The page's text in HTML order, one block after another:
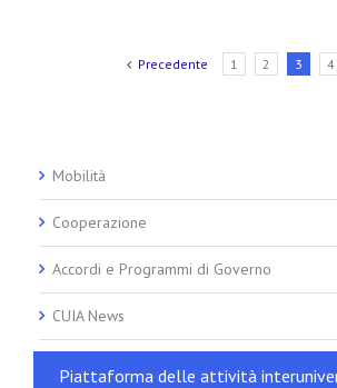
Precedente 1 2 3 4
Mobilità
Cooperazione
Accordi e Programmi di Governo
CUIA News
Piattaforma delle attività